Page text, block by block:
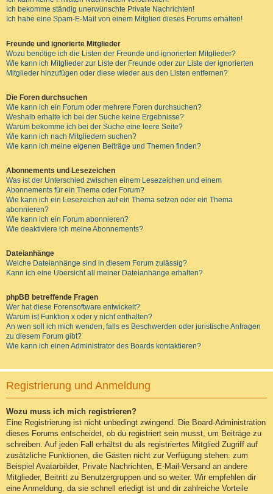
Ich bekomme ständig unerwünschte Private Nachrichten!
Ich habe eine Spam-E-Mail von einem Mitglied dieses Forums erhalten!
Freunde und ignorierte Mitglieder
Wozu benötige ich die Listen der Freunde und ignorierten Mitglieder?
Wie kann ich Mitglieder zur Liste der Freunde oder zur Liste der ignorierten
Mitglieder hinzufügen oder diese wieder aus den Listen entfernen?
Die Foren durchsuchen
Wie kann ich ein Forum oder mehrere Foren durchsuchen?
Weshalb erhalte ich bei der Suche keine Ergebnisse?
Warum bekomme ich bei der Suche eine leere Seite?
Wie kann ich nach Mitgliedern suchen?
Wie kann ich meine eigenen Beiträge und Themen finden?
Abonnements und Lesezeichen
Was ist der Unterschied zwischen einem Lesezeichen und einem
Abonnements für ein Thema oder Forum?
Wie kann ich ein Lesezeichen auf ein Thema setzen oder ein Thema
abonnieren?
Wie kann ich ein Forum abonnieren?
Wie deaktiviere ich meine Abonnements?
Dateianhänge
Welche Dateianhänge sind in diesem Forum zulässig?
Kann ich eine Übersicht all meiner Dateianhänge erhalten?
phpBB betreffende Fragen
Wer hat diese Forensoftware entwickelt?
Warum ist Funktion x oder y nicht enthalten?
An wen soll ich mich wenden, falls es Beschwerden oder juristische Anfragen
zu diesem Forum gibt?
Wie kann ich einen Administrator des Boards kontaktieren?
Registrierung und Anmeldung
Wozu muss ich mich registrieren?
Eine Registrierung ist nicht unbedingt zwingend. Die Board-Administration
dieses Forums entscheidet, ob du registriert sein musst, um Beiträge zu
schreiben. Auf jeden Fall erhältst du als registriertes Mitglied Zugriff auf
zusätzliche Funktionen, die Gästen nicht zur Verfügung stehen: zum
Beispiel Avatarbilder, Private Nachrichten, E-Mail-Versand an andere
Mitglieder, Beitritt zu Benutzergruppen und so weiter. Wir empfehlen dir
eine Anmeldung, da sie schnell erledigt ist und dir zahlreiche Vorteile